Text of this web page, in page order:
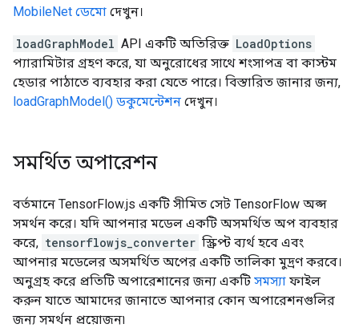
MobileNet ডেমো দেখুন।
loadGraphModel API একটি অতিরিক্ত LoadOptions
প্যারামিটার গ্রহণ করে, যা অনুরোধের সাথে শংসাপত্র বা কাস্টম
হেডার পাঠাতে ব্যবহার করা যেতে পারে। বিস্তারিত জানার জন্য,
loadGraphModel() ডকুমেন্টেশন দেখুন।
সমর্থিত অপারেশন
বর্তমানে TensorFlow.js একটি সীমিত সেট TensorFlow অপ্স
সমর্থন করে। যদি আপনার মডেল একটি অসমর্থিত অপ ব্যবহার
করে, tensorflowjs_converter স্ক্রিপ্ট ব্যর্থ হবে এবং
আপনার মডেলের অসমর্থিত অপের একটি তালিকা মুদ্রণ করবে।
অনুগ্রহ করে প্রতিটি অপারেশানের জন্য একটি সমস্যা ফাইল
করুন যাতে আমাদের জানাতে আপনার কোন অপারেশনগুলির
জন্য সমর্থন প্রয়োজন৷